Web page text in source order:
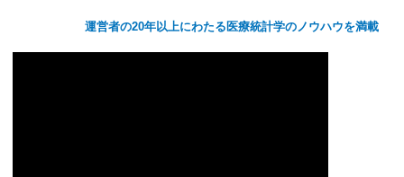
運営者の20年以上にわたる医療統計学のノウハウを満載